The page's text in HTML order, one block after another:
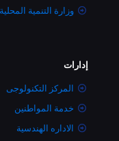
وزارة التنمية المحلية
إدارات
المركز التكنولوجى
خدمة المواطنين
الاداره الهندسية